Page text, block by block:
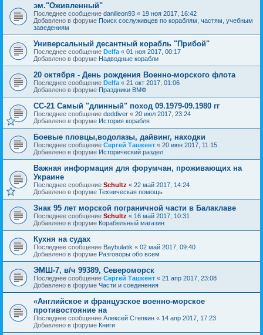
эм."Оживленный"
Последнее сообщение danilleon93 « 19 ноя 2017, 16:42
Добавлено в форуме Поиск сослуживцев по кораблям, частям, учебным
заведениям
Универсальный десантный корабль "Прибой"
Последнее сообщение Delfa « 01 ноя 2017, 00:17
Добавлено в форуме Надводные корабли
20 октября - День рождения Военно-морского флота
Последнее сообщение Delfa « 21 окт 2017, 01:06
Добавлено в форуме Праздники ВМФ
СС-21 Самый "длинный" поход 09.1979-09.1980 гг
Последнее сообщение deddiver « 20 июл 2017, 23:24
Добавлено в форуме История корабля
Боевые пловцы,водолазы, дайвинг, находки
Последнее сообщение Сергей Ташкент « 20 июн 2017, 11:15
Добавлено в форуме Исторический раздел
Важная информация для форумчан, проживающих на
Украине
Последнее сообщение Schultz « 22 май 2017, 14:24
Добавлено в форуме Техническая помощь
Знак 95 лет морской пограничной части в Балаклаве
Последнее сообщение Schultz « 16 май 2017, 10:31
Добавлено в форуме Корабельный магазин
Кухня на судах
Последнее сообщение Baybulatik « 02 май 2017, 09:40
Добавлено в форуме Разговоры обо всем
ЭМШ-7, в/ч 99389, Североморск
Последнее сообщение Сергей Ташкент « 21 апр 2017, 23:08
Добавлено в форуме Части и соединения
«Английское и французское военно-морское
противостояние на
Последнее сообщение Алексей Степкин « 14 апр 2017, 17:23
Добавлено в форуме Книги